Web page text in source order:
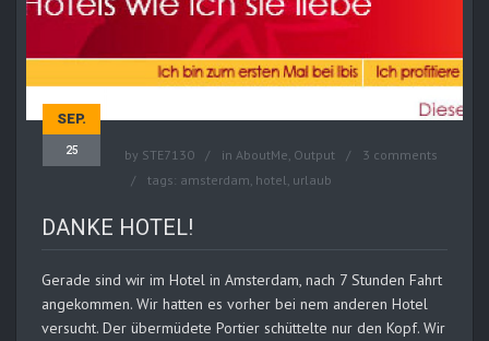
SEP.
25 by STE7130 in AboutMe, Output
3 comments
tags: amsterdam, hotel, urlaub
DANKE HOTEL!
Gerade sind wir im Hotel in Amsterdam, nach 7 Stunden Fahrt
angekommen. Wir hatten es vorher bei nem anderen Hotel
versucht. Der übermüdete Portier schüttelte nur den Kopf. Wir